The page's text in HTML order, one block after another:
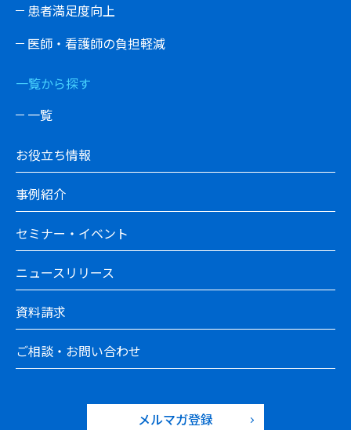
患者満足度向上
医師・看護師の負担軽減
一覧から探す
一覧
お役立ち情報
事例紹介
セミナー・イベント
ニュースリリース
資料請求
ご相談・お問い合わせ
メルマガ登録